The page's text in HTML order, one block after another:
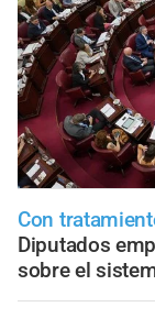
Con
Diputados
sobre el